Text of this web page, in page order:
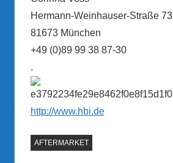
Hermann-Weinhauser-Straße 73
81673 München
+49 (0)89 99 38 87-30
.
http://www.hbi.de
AFTERMARKET